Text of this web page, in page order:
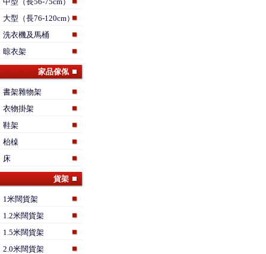
大型（長76-120cm）
洗衣機及馬桶
晾衣架
家品傢俬
書架雜物架
衣物掛架
鞋架
枱槕
床
貨架
1米闊貨架
1.2米闊貨架
1.5米闊貨架
2.0米闊貨架